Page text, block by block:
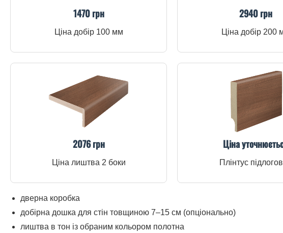
1470 грн
Ціна добір 100 мм
2940 грн
Ціна добір 200
2076 грн
Ціна лиштва 2 боки
Ціна
Плінтус
дверна коробка
добірна дошка для стін товщиною 7–15 см (опціонально)
лиштва в тон із обраним кольором полотна